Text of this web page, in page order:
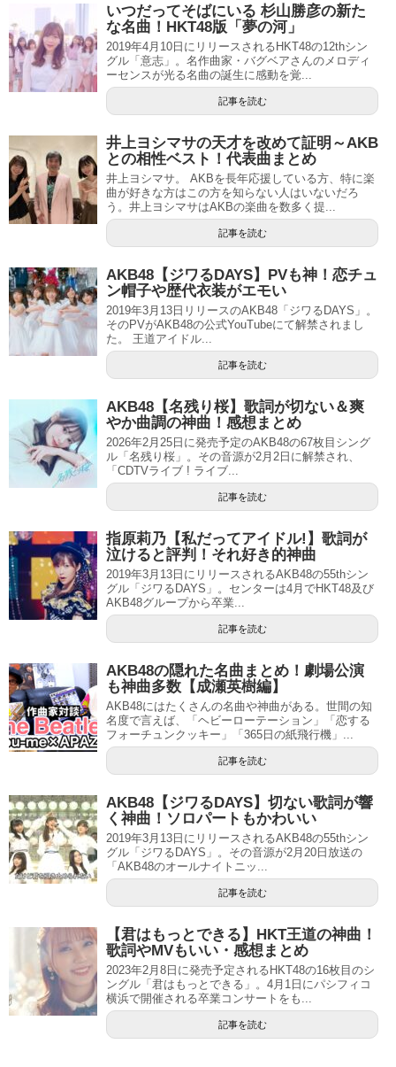
いつだってそばにいる 杉山勝彦の新た
な名曲！HKT48版「夢の河」
2019年4月10日にリリースされるHKT48の12thシン
グル「意志」。名作曲家・バグベアさんのメロディ
ーセンスが光る名曲の誕生に感動を覚...
記事を読む
井上ヨシマサの天才を改めて証明～AKB
との相性ベスト！代表曲まとめ
井上ヨシマサ。 AKBを長年応援している方、特に楽
曲が好きな方はこの方を知らない人はいないだろ
う。井上ヨシマサはAKBの楽曲を数多く提...
記事を読む
AKB48【ジワるDAYS】PVも神！恋チュ
ン帽子や歴代衣装がエモい
2019年3月13日リリースのAKB48「ジワるDAYS」。
そのPVがAKB48の公式YouTubeにて解禁されまし
た。 王道アイドル...
記事を読む
AKB48【名残り桜】歌詞が切ない＆爽
やか曲調の神曲！感想まとめ
2026年2月25日に発売予定のAKB48の67枚目シング
ル「名残り桜」。その音源が2月2日に解禁され、
「CDTVライブ ! ライブ...
記事を読む
指原莉乃【私だってアイドル!】歌詞が
泣けると評判！それ好き的神曲
2019年3月13日にリリースされるAKB48の55thシン
グル「ジワるDAYS」。センターは4月でHKT48及び
AKB48グループから卒業...
記事を読む
AKB48の隠れた名曲まとめ！劇場公演
も神曲多数【成瀬英樹編】
AKB48にはたくさんの名曲や神曲がある。世間の知
名度で言えば、「ヘビーローテーション」「恋する
フォーチュンクッキー」「365日の紙飛行機」...
記事を読む
AKB48【ジワるDAYS】切ない歌詞が響
く神曲！ソロパートもかわいい
2019年3月13日にリリースされるAKB48の55thシン
グル「ジワるDAYS」。その音源が2月20日放送の
「AKB48のオールナイトニッ...
記事を読む
【君はもっとできる】HKT王道の神曲！
歌詞やMVもいい・感想まとめ
2023年2月8日に発売予定されるHKT48の16枚目のシ
ングル「君はもっとできる」。4月1日にパシフィコ
横浜で開催される卒業コンサートをも...
記事を読む